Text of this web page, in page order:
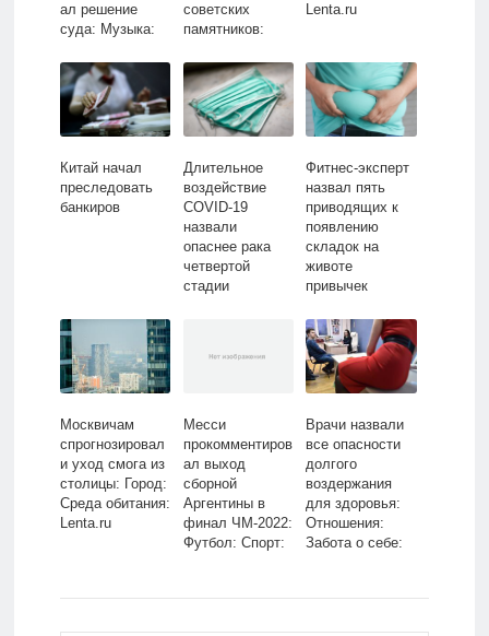
ал решение
суда: Музыка:
Lenta.ru
советских
памятников:
Бывший СССР:
Lenta.ru
Lenta.ru
Китай начал
преследовать
банкиров
Длительное
воздействие
COVID-19
назвали
опаснее рака
четвертой
стадии
Фитнес-эксперт
назвал пять
приводящих к
появлению
складок на
животе
привычек
Москвичам
спрогнозировал
и уход смога из
столицы: Город:
Среда обитания:
Lenta.ru
Месси
прокомментиров
ал выход
сборной
Аргентины в
финал ЧМ-2022:
Футбол: Спорт:
Врачи назвали
все опасности
долгого
воздержания
для здоровья:
Отношения:
Забота о себе: